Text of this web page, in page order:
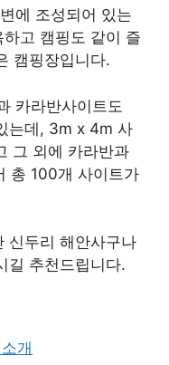
에 조성되어 있는
고 캠핑도 같이 즐
캠핑장입니다.
카라반사이트도
는데, 3m x 4m 사
그 외에 카라반과
총 100개 사이트가
신두리 해안사구나
길 추천드립니다.
개